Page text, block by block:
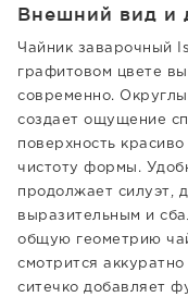
Внешний вид и
Чайник заварочный
графитовом цвете
современно.
создает ощущение
поверхность
чистоту формы.
продолжает силуэт,
выразительным и
общую геометрию
смотрится
ситечко добавляет